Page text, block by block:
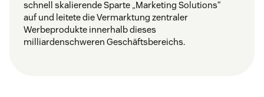
schnell skalierende Sparte „Marketing Solutions“
auf und leitete die Vermarktung zentraler
Werbeprodukte innerhalb dieses
milliardenschweren Geschäftsbereichs.